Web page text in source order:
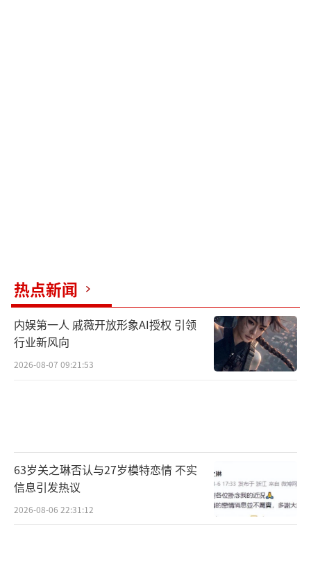
热点新闻
内娱第一人 戚薇开放形象AI授权 引领
行业新风向
2026-08-07 09:21:53
63岁关之琳否认与27岁模特恋情 不实
信息引发热议
2026-08-06 22:31:12